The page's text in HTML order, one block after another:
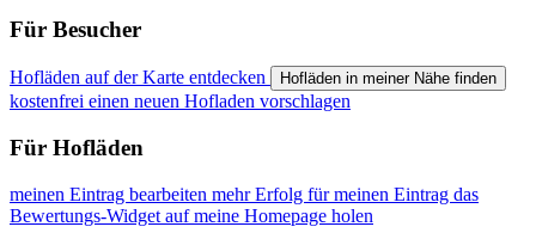
Für Besucher
Hofläden auf der Karte entdecken Hofläden in meiner Nähe finden
kostenfrei einen neuen Hofladen vorschlagen
Für Hofläden
meinen Eintrag bearbeiten mehr Erfolg für meinen Eintrag das
Bewertungs-Widget auf meine Homepage holen